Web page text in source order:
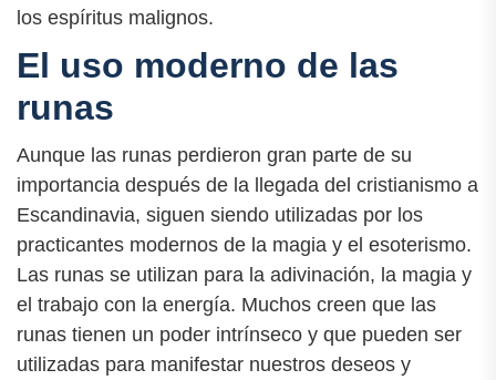
los espíritus malignos.
El uso moderno de las
runas
Aunque las runas perdieron gran parte de su
importancia después de la llegada del cristianismo a
Escandinavia, siguen siendo utilizadas por los
practicantes modernos de la magia y el esoterismo.
Las runas se utilizan para la adivinación, la magia y
el trabajo con la energía. Muchos creen que las
runas tienen un poder intrínseco y que pueden ser
utilizadas para manifestar nuestros deseos y